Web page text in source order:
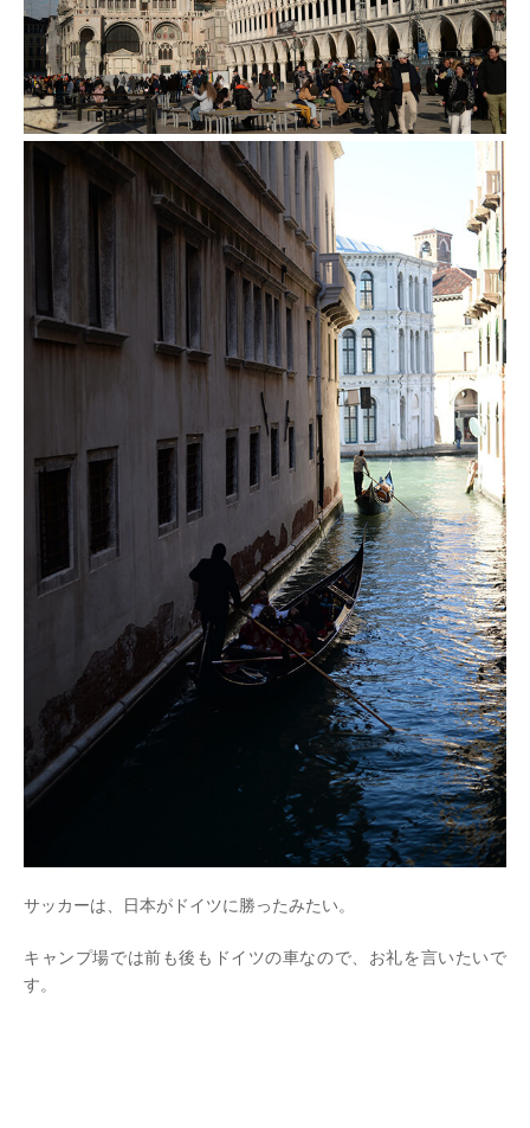
サッカーは、日本がドイツに勝ったみたい。
キャンプ場では前も後もドイツの車なので、お礼を言いたいで
す。